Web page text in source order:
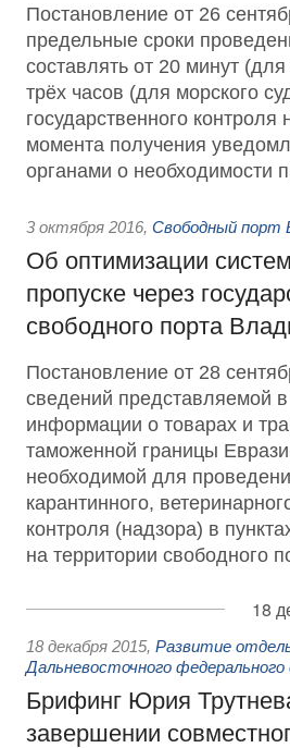
Постановление от 26
предельные сроки
составлять от 20 минут
трёх часов (для морского
государственного
момента получения
органами о необходимости
3 октября 2016, Свободный порт
Об оптимизации
пропуске через
свободного порта
Постановление от 28
сведений представляемой
информации о товарах и
таможенной границы
необходимой для
карантинного,
контроля (надзора) в
на территории свободного
18
18 декабря 2015, Развитие
Дальневосточного федерального
Брифинг Юрия
завершении